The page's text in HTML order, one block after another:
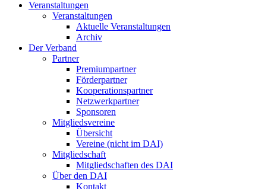
Veranstaltungen
Veranstaltungen
Aktuelle Veranstaltungen
Archiv
Der Verband
Partner
Premiumpartner
Förderpartner
Kooperationspartner
Netzwerkpartner
Sponsoren
Mitgliedsvereine
Übersicht
Vereine (nicht im DAI)
Mitgliedschaft
Mitgliedschaften des DAI
Über den DAI
Kontakt